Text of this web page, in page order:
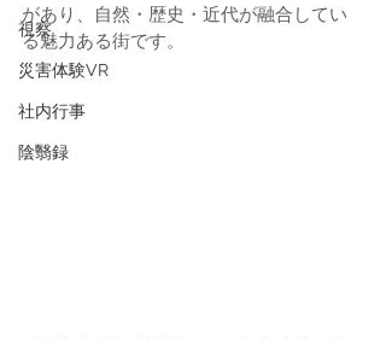
視察
災害体験VR
社内行事
陰翳録
があり、自然・歴史・近代が融合してい
る魅力ある街です。